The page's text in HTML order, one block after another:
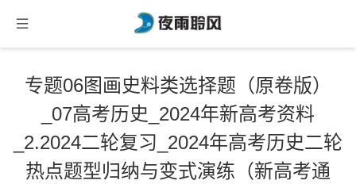
专题06图画史料类选择题（原卷版）
_07高考历史_2024年新高考资料
_2.2024二轮复习_2024年高考历史二轮
热点题型归纳与变式演练（新高考通